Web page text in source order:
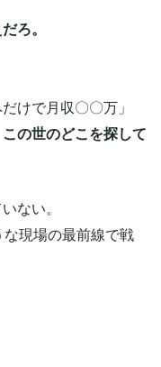
ろ。
けで月収〇〇万」
この世のどこを探して
ない。
現場の最前線で戦